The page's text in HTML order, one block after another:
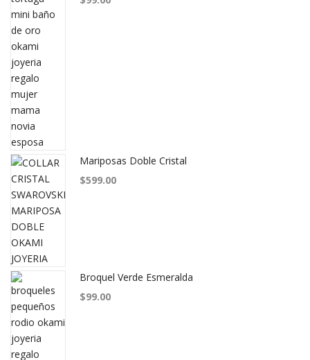
Mariposas Doble Cristal
$599.00
Broquel Verde Esmeralda
$99.00